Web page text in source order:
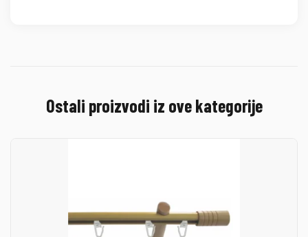
Ostali proizvodi iz ove kategorije